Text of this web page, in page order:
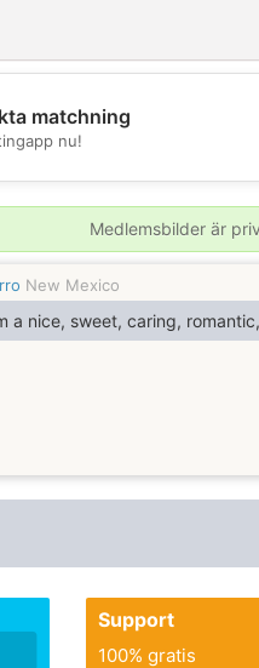
matchning
nu!
Medlemsbilder är
New Mexico
a nice, sweet, caring,
Support
100% gratis